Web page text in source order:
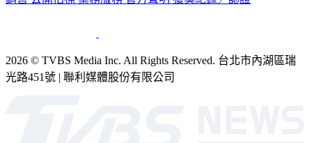
2026 © TVBS Media Inc. All Rights Reserved. 台北市內湖區瑞
光路451號 | 聯利媒體股份有限公司